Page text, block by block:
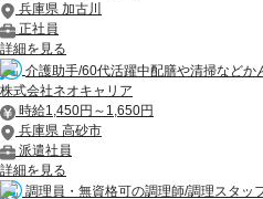
兵庫県 加古川
正社員
詳細を見る
介護助手/60代活躍中配膳や清掃などか
株式会社ネオキャリア
時給1,450円～1,650円
兵庫県 高砂市
派遣社員
詳細を見る
調理員・無資格可の調理師/調理スタッ